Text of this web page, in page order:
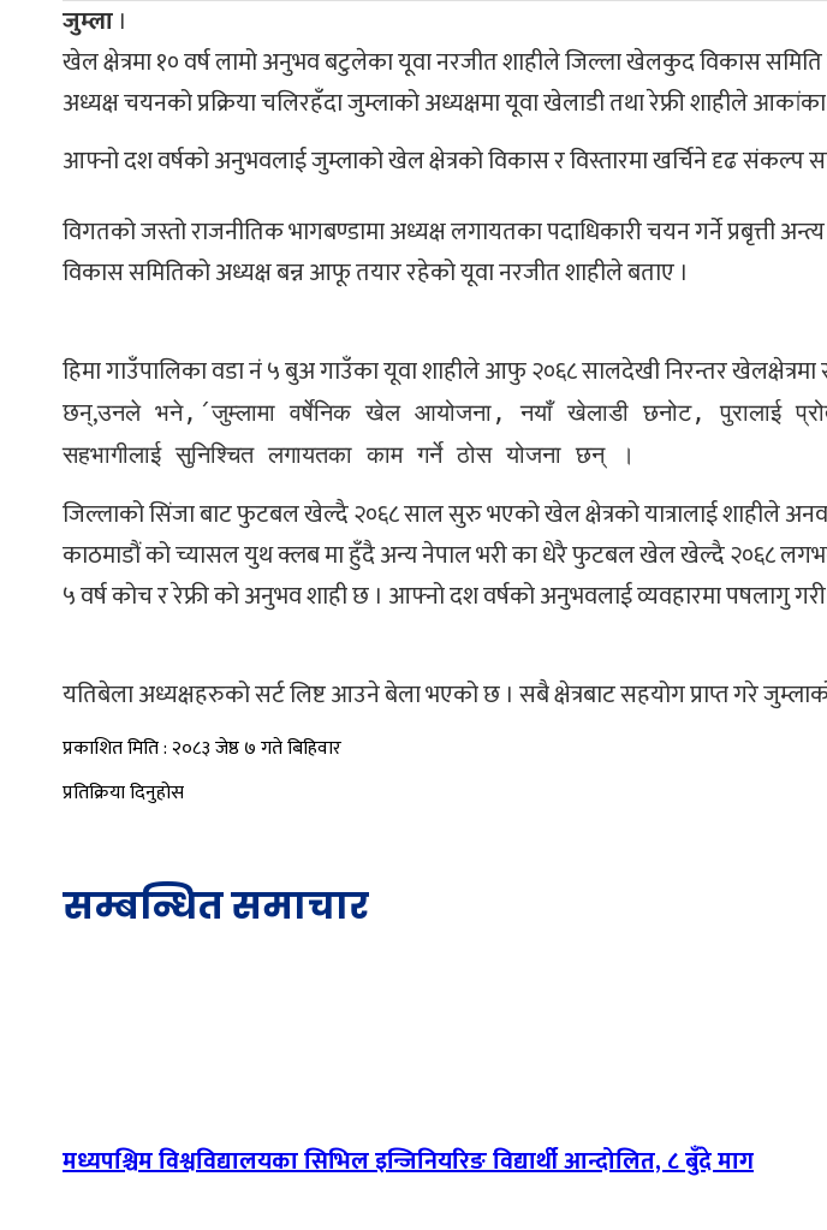
जुम्ला ।
खेल क्षेत्रमा १० वर्ष लामो अनुभव बटुलेका यूवा नरजीत शाहीले जिल्ला खेलकुद विकास
अध्यक्ष चयनको प्रक्रिया चलिरहँदा जुम्लाको अध्यक्षमा यूवा खेलाडी तथा रेफ्री शाहीले
आफ्नो दश वर्षको अनुभवलाई जुम्लाको खेल क्षेत्रको विकास र विस्तारमा खर्चिने दृढ
विगतको जस्तो राजनीतिक भागबण्डामा अध्यक्ष लगायतका पदाधिकारी चयन गर्ने
विकास समितिको अध्यक्ष बन्न आफू तयार रहेको यूवा नरजीत शाहीले बताए ।
हिमा गाउँपालिका वडा नं ५ बुअ गाउँका यूवा शाहीले आफु २०६८ सालदेखी निरन्तर
छन्,उनले भने,´जुम्लामा वर्षेनिक खेल आयोजना, नयाँ खेलाडी छनोट, पुरालाई
सहभागीलाई सुनिश्चित लगायतका काम गर्ने ठोस योजना छन् ।
जिल्लाको सिंजा बाट फुटबल खेल्दै २०६८ साल सुरु भएको खेल क्षेत्रको यात्रालाई शाहीले
काठमाडौं को च्यासल युथ क्लब मा हुँदै अन्य नेपाल भरी का धेरै फुटबल खेल खेल्दै २०६८
५ वर्ष कोच र रेफ्री को अनुभव शाही छ । आफ्नो दश वर्षको अनुभवलाई व्यवहारमा पषलागु
यतिबेला अध्यक्षहरुको सर्ट लिष्ट आउने बेला भएको छ । सबै क्षेत्रबाट सहयोग प्राप्त गरे
प्रकाशित मिति : २०८३ जेष्ठ ७ गते बिहिवार
प्रतिक्रिया दिनुहोस
सम्बन्धित समाचार
मध्यपश्चिम विश्वविद्यालयका सिभिल इन्जिनियरिङ विद्यार्थी आन्दोलित, ८ बुँदे माग